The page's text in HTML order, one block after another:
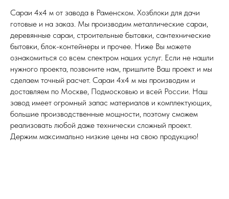
Сараи 4х4 м от завода в Раменском. Хозблоки для дачи
готовые и на заказ. Мы производим металлические сараи,
деревянные сараи, строительные бытовки, сантехнические
бытовки, блок-контейнеры и прочее. Ниже Вы можете
ознакомиться со всем спектром наших услуг. Если не нашли
нужного проекта, позвоните нам, пришлите Ваш проект и мы
сделаем точный расчет. Сараи 4х4 м мы производим и
доставляем по Москве, Подмосковью и всей России. Наш
завод имеет огромный запас материалов и комплектующих,
большие производственные мощности, поэтому сможем
реализовать любой даже технически сложный проект.
Держим максимально низкие цены на свою продукцию!